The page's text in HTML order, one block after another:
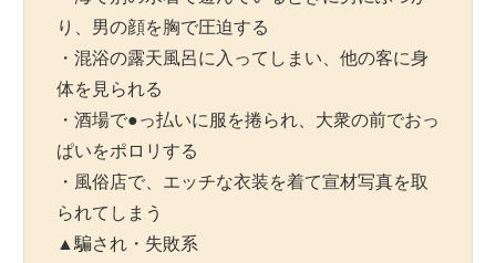
り、男の顔を胸で圧迫する
・混浴の露天風呂に入ってしまい、他の客に身
体を見られる
・酒場で●っ払いに服を捲られ、大衆の前でおっ
ぱいをポロリする
・風俗店で、エッチな衣装を着て宣材写真を取
られてしまう
▲騙され・失敗系